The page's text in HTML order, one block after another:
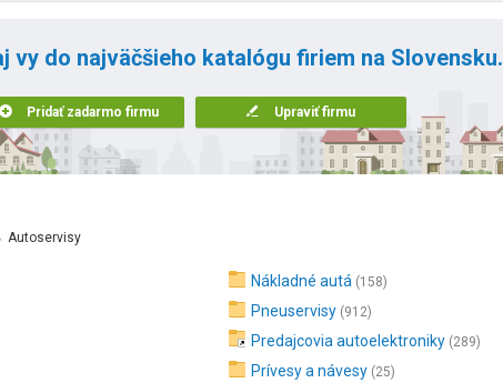
vy do najväčšieho katalógu firiem na Slovensku.
Pridať zadarmo firmu Upraviť firmu
Autoservisy
Nákladné autá (158)
Pneuservisy (912)
Predajcovia autoelektroniky (289)
Prívesy a návesy (25)